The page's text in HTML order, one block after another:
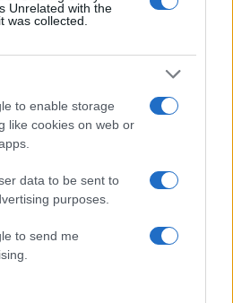
Unrelated with the
was collected.
to enable storage
like cookies on web or
data to be sent to
purposes.
to send me
– Μαριαλένα
την ευχή για τον γιο
ημερών – Η τρυφερή
τον γιο της –